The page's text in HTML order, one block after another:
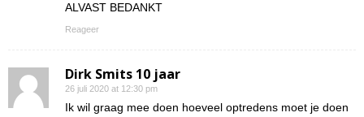
ALVAST BEDANKT
Reageer
Dirk Smits 10 jaar
26 juli 2020 at 12:30 pm
Ik wil graag mee doen hoeveel optredens moet je doen